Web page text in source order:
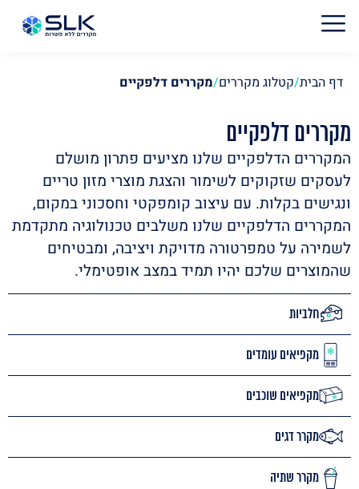
דף הבית/קטלוג מקררים/מקררים דלפקיים
מקררים דלפקיים
המקררים הדלפקיים שלנו מציעים פתרון מושלם
לעסקים שזקוקים לשימור והצגת מוצרי מזון טריים
ונגישים בקלות. עם עיצוב קומפקטי וחסכוני במקום,
המקררים הדלפקיים שלנו משלבים טכנולוגיה מתקדמת
לשמירה על טמפרטורה מדויקת ויציבה, ומבטיחים
שהמוצרים שלכם יהיו תמיד במצב אופטימלי.
חלביות
מקפיאים עומדים
מקפיאים שוכבים
מקרר דגים
מקרר שתיה